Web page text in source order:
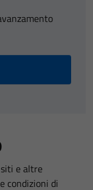
e altre
condizioni di